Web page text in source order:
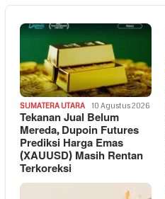
SUMATERA UTARA 10 Agustus 2026
Tekanan Jual Belum
Mereda, Dupoin Futures
Prediksi Harga Emas
(XAUUSD) Masih Rentan
Terkoreksi